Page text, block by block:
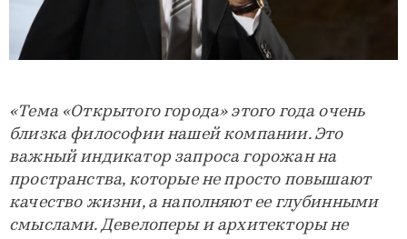
«Тема «Открытого города» этого года очень
близка философии нашей компании. Это
важный индикатор запроса горожан на
пространства, которые не просто повышают
качество жизни, а наполняют ее глубинными
смыслами. Девелоперы и архитекторы не